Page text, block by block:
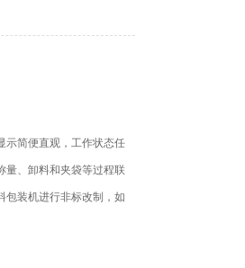
示简便直观，工作状态任
量、卸料和夹袋等过程联
包装机进行非标改制，如